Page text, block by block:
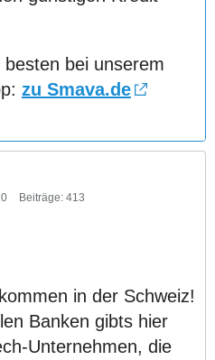
bei unserem
zu Smava.de
Beiträge: 413
in der Schweiz!
Banken gibts hier
Unternehmen, die